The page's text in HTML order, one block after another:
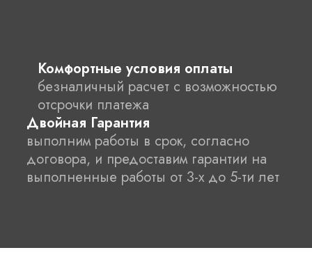
Комфортные условия оплаты
безналичный расчет с возможностью
отсрочки платежа
Двойная Гарантия
выполним работы в срок, согласно
договора, и предоставим гарантии на
выполненные работы от 3-х до 5-ти лет